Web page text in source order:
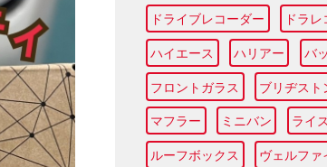
ドライブレコーダー ドラレ
ハイエース ハリアー バ
フロントガラス ブリヂスト
マフラー ミニバン ライ
ルーフボックス ヴェルファ